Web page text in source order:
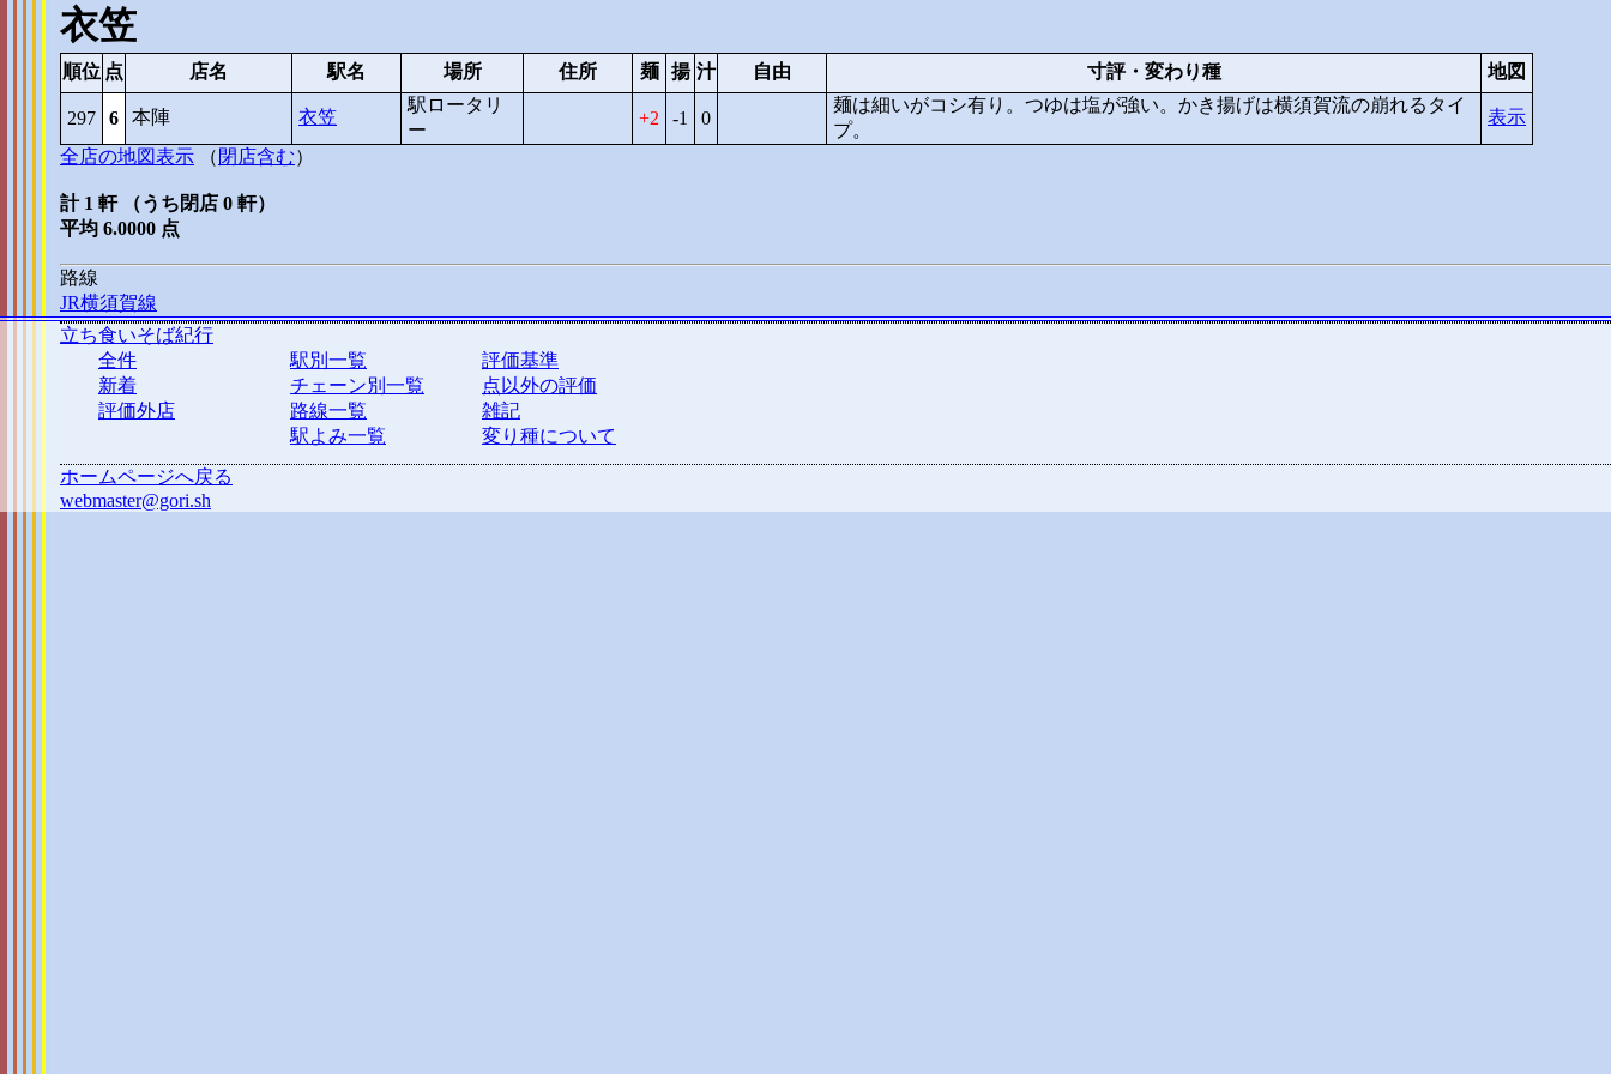
衣笠
順位 点 店名 駅名 場所 住所 麺 揚 汁 自由 寸評・変わり種 地図
297 6 本陣 衣笠
駅ロータリ
ー
2 -1 0
麺は細いがコシ有り。つゆは塩が強い。かき揚げは横須賀流の崩れるタイ
プ。
表示
全店の地図表示 （ 閉店含む）
計 1 軒 （うち閉店 0 軒）
平均 6.0000 点
路線
JR横須賀線
立ち食いそば紀行
全件
新着
評価外店
駅別一覧
チェーン別一覧
路線一覧
駅よみ一覧
評価基準
点以外の評価
雑記
変り種について
ホームページへ戻る
webmaster@gori.sh